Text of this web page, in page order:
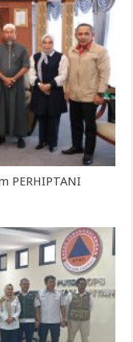
PERHIPTANI